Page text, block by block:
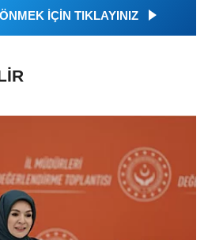
İÇİN TIKLAYINIZ